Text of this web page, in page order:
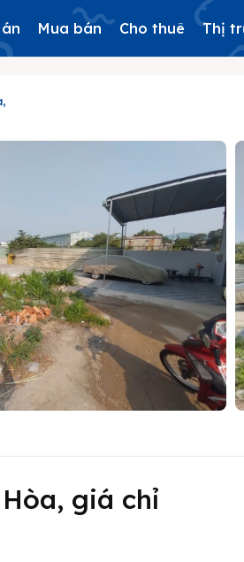
Mua bán Cho thuê Thị
giá chỉ